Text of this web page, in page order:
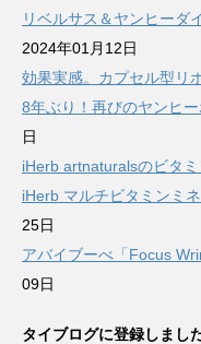
リベルサス＆ヤンヒーダ
2024年01月12日
効果実感。カプセル型リ
8年ぶり！再びのヤンヒ
日
iHerb artnaturalsのビタミ
iHerb マルチビタミンミ
25日
アバイブーべ「Focus
09日
タイブログに登録しました